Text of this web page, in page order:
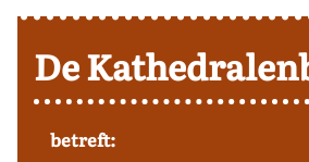
De
betreft: